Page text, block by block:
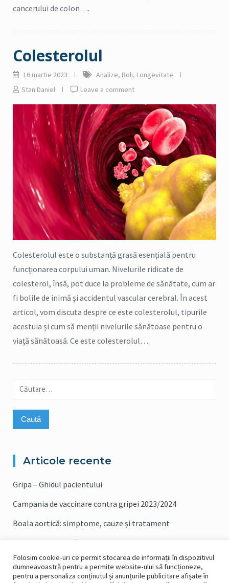
cancerului de colon….
Colesterolul
16 martie 2023 Analize, Boli, Longevitate
Stan Daniel
Leave a comment
Colesterolul este o substanță grasă esențială pentru
funcționarea corpului uman. Nivelurile ridicate de
colesterol, însă, pot duce la probleme de sănătate, cum ar
fi bolile de inimă și accidentul vascular cerebral. În acest
articol, vom discuta despre ce este colesterolul, tipurile
acestuia și cum să menții nivelurile sănătoase pentru o
viață sănătoasă. Ce este colesterolul….
Caută
Articole recente
Gripa – Ghidul pacientului
Campania de vaccinare contra gripei 2023/2024
Boala aortică: simptome, cauze și tratament
Boala Coronariană: Cauze, Simptome și Tratament
Testul PSA: Ce este și cum se efectuează
Folosim cookie-uri ce permit stocarea de informații în dispozitivul
dumneavoastră pentru a permite website-ului să funcționeze,
pentru a personaliza conținutul și anunțurile publicitare afișate în